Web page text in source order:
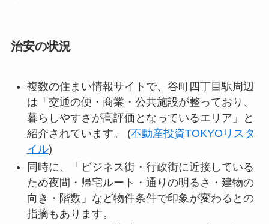
治安の状況
複数の住まい情報サイトで、谷町四丁目駅周辺
は「交通の便・商業・公共施設が整っており、
暮らしやすさが高評価となっているエリア」と
紹介されています。 (不動産投資TOKYOリスタ
イル)
同時に、「ビジネス街・行政街に近接している
ため夜間・帰宅ルート・通りの明るさ・建物の
向き・階数」など物件条件で印象が変わるとの
指摘もあります。